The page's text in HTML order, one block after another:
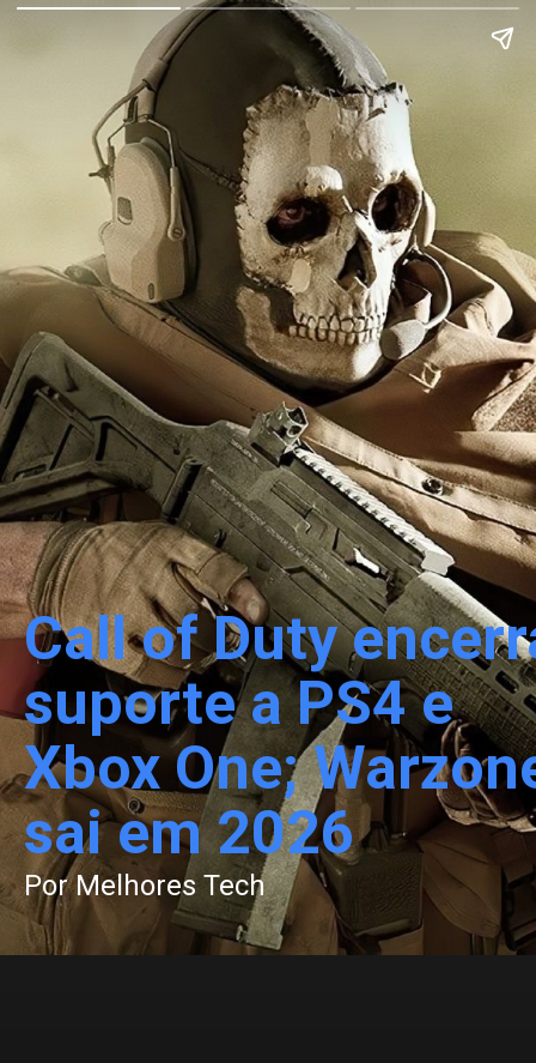
Call of Duty
suporte a PS4 e
Xbox One;
sai em 2026
Por Melhores Tech